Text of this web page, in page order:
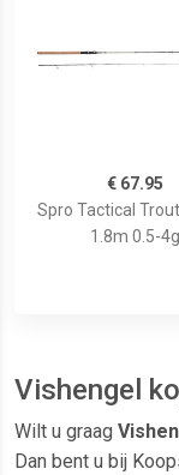
€ 67.95
Spro Tactical
1.8m 0.5-4g
Vishengel
Wilt u graag
Dan bent u bij